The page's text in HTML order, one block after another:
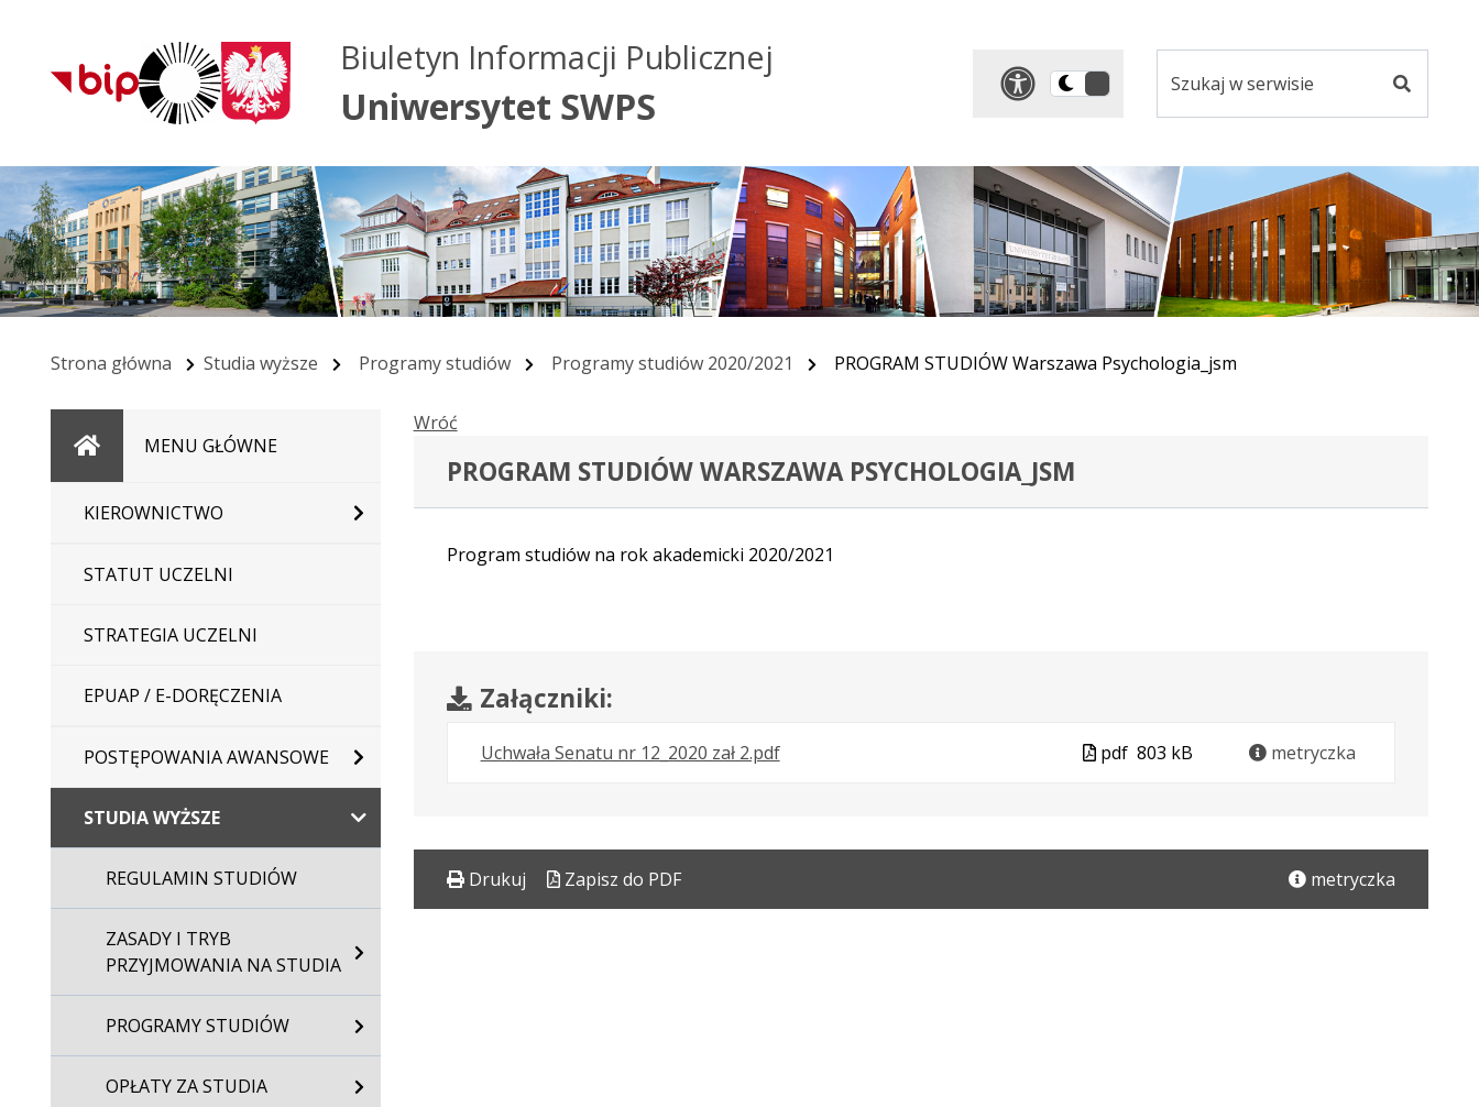
Przejdź do
głównego menu
Przejdź do treści
Przejdź do mapy
serwisu
Biuletyn Informacji Publicznej
Uniwersytet SWPS
Panel dostosowania
Przełącz
ciemną
serwisie
Strona główna Studia wyższe Programy studiów Programy studiów 2020/2021 PROGRAM STUDIÓW Warszawa Psychologia_jsm
StronaMENU GŁÓWNE
KIEROWNICTWO
STATUT UCZELNI
STRATEGIA UCZELNI
EPUAP / E-DORĘCZENIA
POSTĘPOWANIA AWANSOWE
STUDIA WYŻSZE
REGULAMIN STUDIÓW
ZASADY I TRYB
PRZYJMOWANIA NA STUDIA
PROGRAMY STUDIÓW
OPŁATY ZA STUDIA
Wróć
PROGRAM STUDIÓW WARSZAWA PSYCHOLOGIA_JSM
Program studiów na rok akademicki 2020/2021
Załączniki:
Uchwała Senatu nr 12_2020 zał 2.pdf.
pdf
.
kB
.
nowej
Plik
pdf 803 kB metryczka
Drukuj Zapisz do PDF metryczka